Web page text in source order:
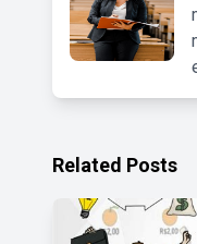
Related Posts